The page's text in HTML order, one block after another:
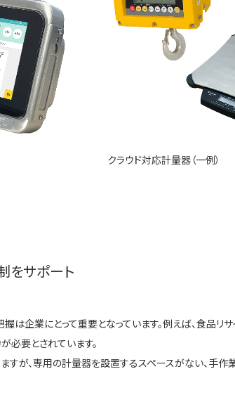
クラウド対応計量器（一例）
をサポート
企業にとって重要となっています。例えば、食品
必要とされています。
すが、専用の計量器を設置するスペースがない、手